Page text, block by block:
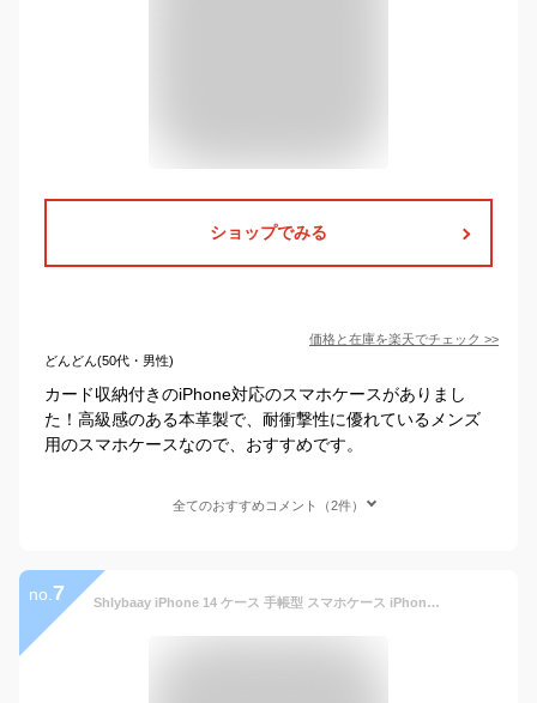
ショップでみる
価格と在庫を楽天でチェック >>
どんどん(50代・男性)
カード収納付きのiPhone対応のスマホケースがありまし
た！高級感のある本革製で、耐衝撃性に優れているメンズ
用のスマホケースなので、おすすめです。
全てのおすすめコメント（2件）
no. 7 Shlybaay iPhone 14 ケース 手帳型 スマホケース iPhone14 手帳型ケース カード ケース 携帯ケース スタンド カード入れ ポケット マグネット カード収納 携帯カバー 大容量 磁石 アイホン アイフォン 14 ケース PUレザー おしゃれ 財布型 収納 横置き ブラケット 小銭入れ プレゼント メンズ 男性 6.1inch対応 ブラック